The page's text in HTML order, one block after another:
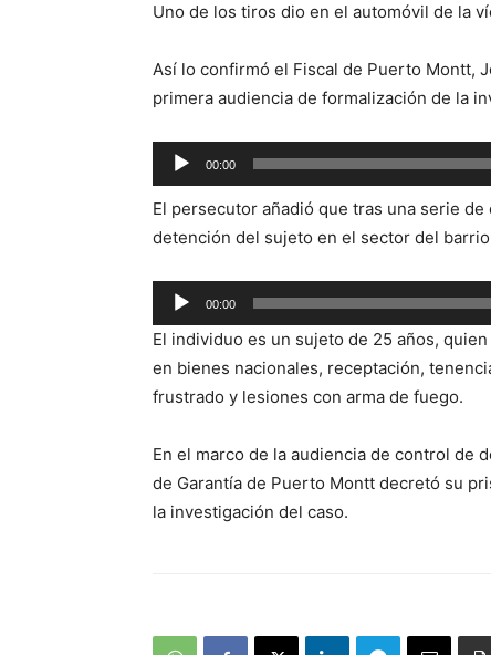
Uno de los tiros dio en el automóvil de la
Así lo confirmó el Fiscal de Puerto Montt,
primera audiencia de formalización de la
Reproductor
de
audio
00:00
El persecutor añadió que tras una serie
detención del sujeto en el sector del
Reproductor
de
audio
00:00
El individuo es un sujeto de 25 años,
en bienes nacionales, receptación,
frustrado y lesiones con arma de fuego.
En el marco de la audiencia de control de
de Garantía de Puerto Montt decretó su
la investigación del caso.